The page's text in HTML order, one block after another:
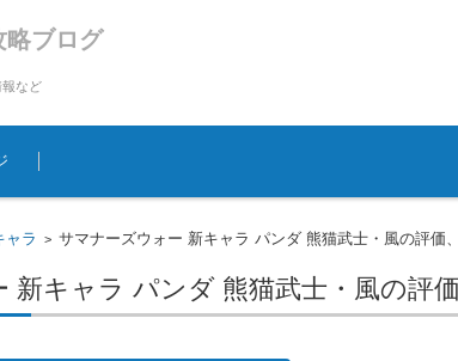
略ブログ
など
ャラ > サマナーズウォー 新キャラ パンダ 熊猫武士・風の評価
新キャラ パンダ 熊猫武士・風の評